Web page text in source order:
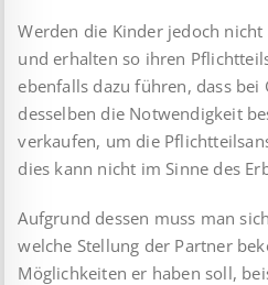
Werden die Kinder jedoch
und erhalten so ihren
ebenfalls dazu führen, dass bei
desselben die Notwendigkeit
verkaufen, um die
dies kann nicht im Sinne des
Aufgrund dessen muss man
welche Stellung der Partner
Möglichkeiten er haben soll,